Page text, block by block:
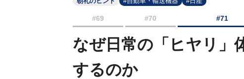
#69 #70 #71
なぜ日常の「ヒヤリ」
するのか